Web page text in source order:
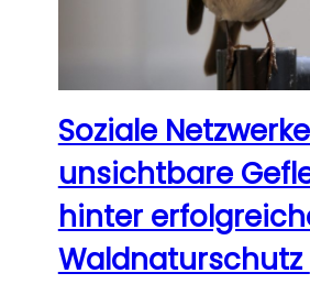
Soziale
unsichtbare
hinter
Waldnaturschutz